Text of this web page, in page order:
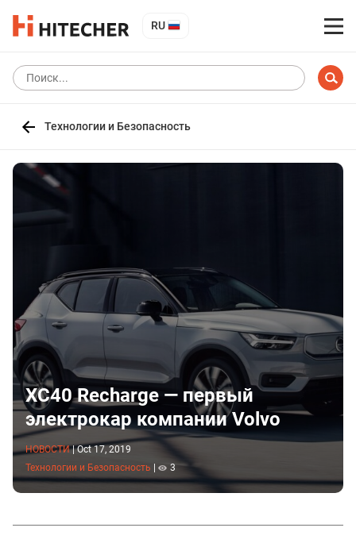
RU
Технологии и Безопасность
XC40 Recharge — первый
электрокар компании Volvo
НОВОСТИ | Oct 17, 2019
Технологии и Безопасность
3